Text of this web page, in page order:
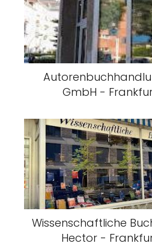
GmbH -
Wissenschaftliche
Hector -